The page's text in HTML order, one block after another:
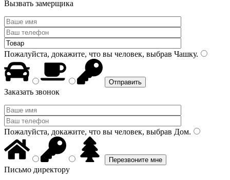
Вызвать замерщика
Пожалуйста, докажите, что вы человек, выбрав Чашку.
Заказать звонок
Пожалуйста, докажите, что вы человек, выбрав Дом.
Письмо директору